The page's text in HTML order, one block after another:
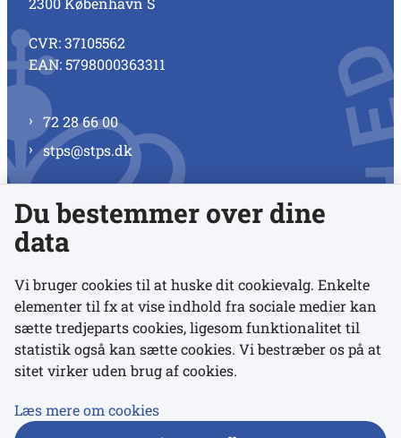
CVR: 37105562
EAN: 5798000363311
72 28 66 00
stps@stps.dk
Se alle kontaktnumre
Links
Udgivelser
Du bestemmer over dine
data
Vi bruger cookies til at huske dit cookievalg. Enkelte
elementer til fx at vise indhold fra sociale medier kan
sætte tredjeparts cookies, ligesom funktionalitet til
statistik også kan sætte cookies. Vi bestræber os på at
sitet virker uden brug af cookies.
Læs mere om cookies